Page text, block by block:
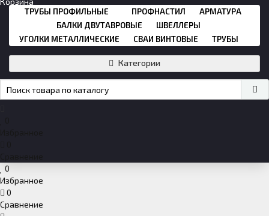
ТРУБЫ ПРОФИЛЬНЫЕ ПРОФНАСТИЛ
АРМАТУРА
БАЛКИ ДВУТАВРОВЫЕ
ШВЕЛЛЕРЫ
УГОЛКИ МЕТАЛЛИЧЕСКИЕ
СВАИ ВИНТОВЫЕ ТРУБЫ
Категории
0
Избранное
0
Сравнение